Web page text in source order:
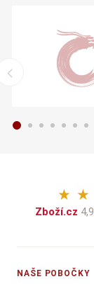
★ ★
Zboží.cz 4,9
NAŠE POBOČKY